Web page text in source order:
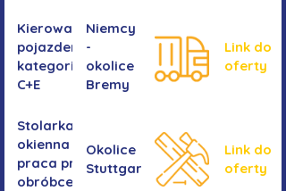
Kierowanie
pojazdem
kategorii
C+E
Niemcy
-
okolice
Bremy
Link do
oferty
Stolarka
okienna -
praca przy
obróbce
Okolice
Stuttgartu
Link do
oferty